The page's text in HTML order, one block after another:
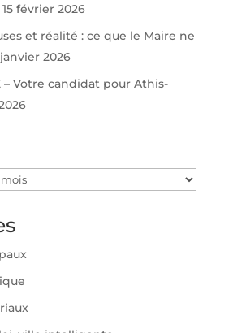
15 février 2026
et réalité : ce que le Maire ne
janvier 2026
– Votre candidat pour Athis-